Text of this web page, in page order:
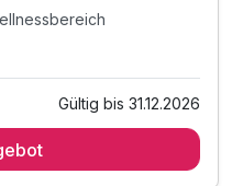
Start
Gültig bis 31.12.2026